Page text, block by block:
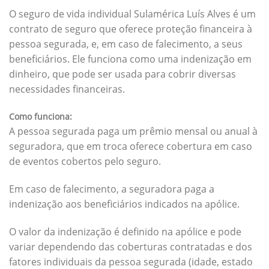
O seguro de vida individual Sulamérica Luís Alves é um
contrato de seguro que oferece proteção financeira à
pessoa segurada, e, em caso de falecimento, a seus
beneficiários. Ele funciona como uma indenização em
dinheiro, que pode ser usada para cobrir diversas
necessidades financeiras.
Como funciona:
A pessoa segurada paga um prêmio mensal ou anual à
seguradora, que em troca oferece cobertura em caso
de eventos cobertos pelo seguro.
Em caso de falecimento, a seguradora paga a
indenização aos beneficiários indicados na apólice.
O valor da indenização é definido na apólice e pode
variar dependendo das coberturas contratadas e dos
fatores individuais da pessoa segurada (idade, estado